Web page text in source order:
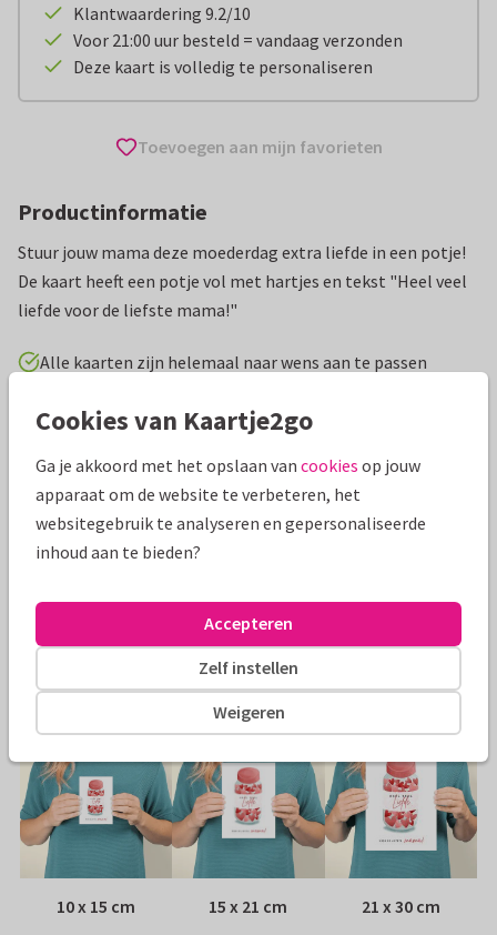
Klantwaardering 9.2/10
Voor 21:00 uur besteld = vandaag verzonden
Deze kaart is volledig te personaliseren
Toevoegen aan mijn favorieten
Productinformatie
Stuur jouw mama deze moederdag extra liefde in een potje!
De kaart heeft een potje vol met hartjes en tekst "Heel veel
liefde voor de liefste mama!"
Alle kaarten zijn helemaal naar wens aan te passen
Moederdag kaarten AnoukS
Specificaties bij deze kaart
Papiersoort: Kies uit 6 luxe papiersoorten
Adres: Achterop de kaart
Formaten
10 x 15 cm 15 x 21 cm 21 x 30 cm
Cookies van Kaartje2go
Ga je akkoord met het opslaan van cookies op jouw
apparaat om de website te verbeteren, het
websitegebruik te analyseren en gepersonaliseerde
inhoud aan te bieden?
Weigeren
Zelf instellen
Accepteren